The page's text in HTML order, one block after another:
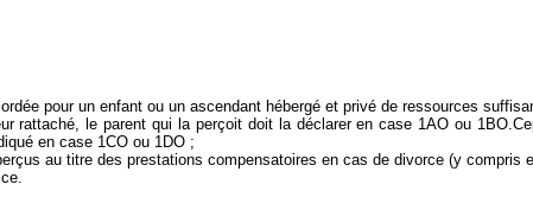
pour un enfant ou un ascendant hébergé et privé de ressources
rattaché, le parent qui la perçoit doit la déclarer en case 1AO ou
en case 1CO ou 1DO ;
au titre des prestations compensatoires en cas de divorce (y compris